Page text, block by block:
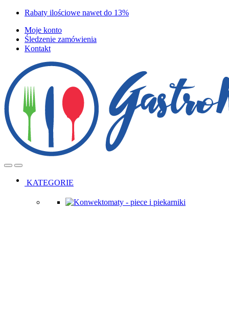
Skip
navigation
Skip
content
Rabaty ilościowe nawet do 13%
Moje konto
Śledzenie zamówienia
Kontakt
OpenClose
KATEGORIE